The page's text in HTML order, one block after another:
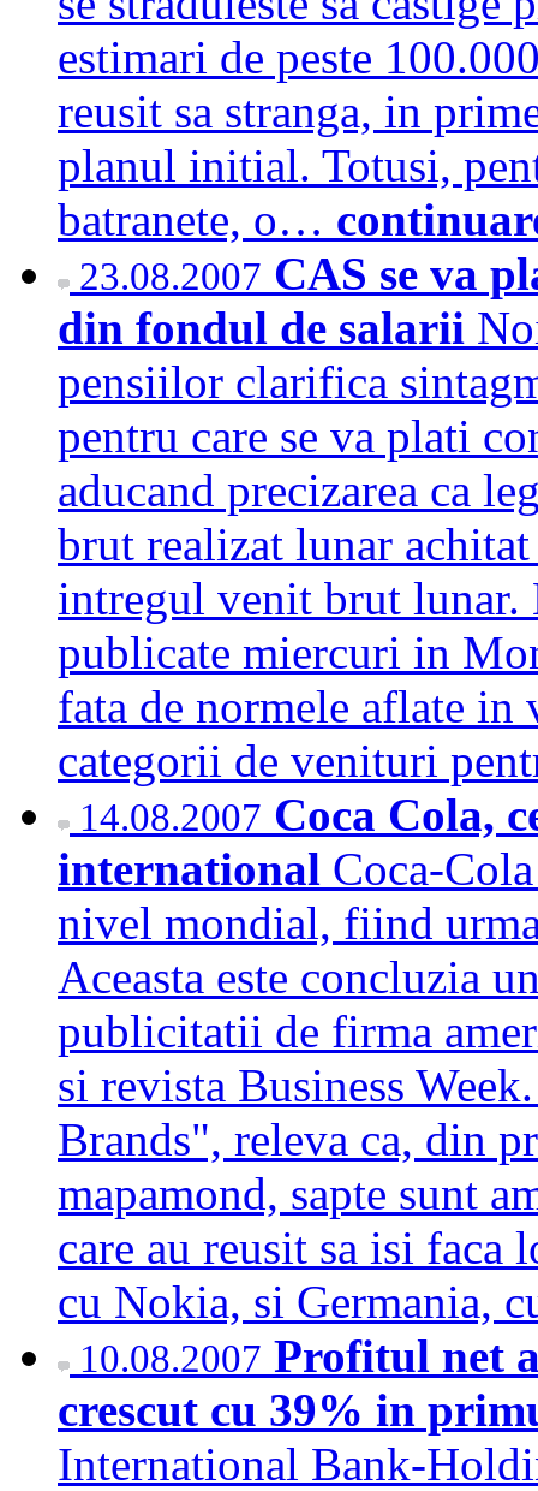
estimari de peste
reusit sa stranga, in
planul initial. Totusi,
batranete, o…
23.08.2007 CAS se va
din fondul de salarii
pensiilor clarifica
pentru care se va plati
aducand precizarea ca
brut realizat lunar
intregul venit brut lunar.
publicate miercuri in
fata de normele aflate in
categorii de venituri
14.08.2007 Coca Cola,
international Coca-
nivel mondial, fiind
Aceasta este concluzia
publicitatii de firma
si revista Business
Brands", releva ca, din
mapamond, sapte sunt
care au reusit sa isi faca
cu Nokia, si Germania,
10.08.2007 Profitul net
crescut cu 39% in
International Bank-